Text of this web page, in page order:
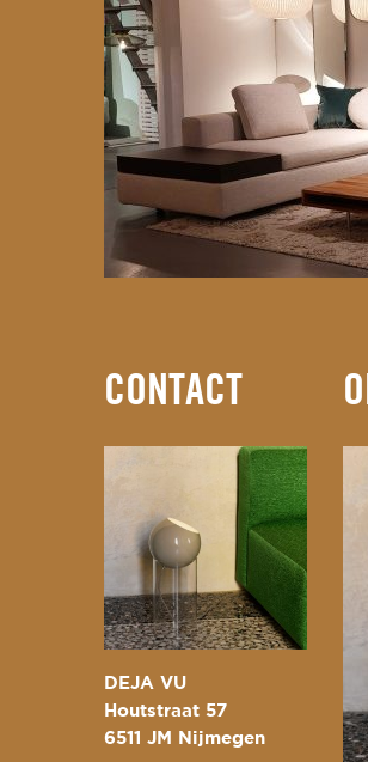
CONTACT
DEJA VU
Houtstraat 57
6511 JM Nijmegen